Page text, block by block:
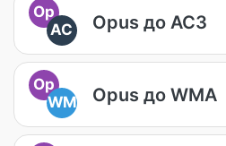
Op
AC
Opus до AC3
Op
WM
Opus до WMA